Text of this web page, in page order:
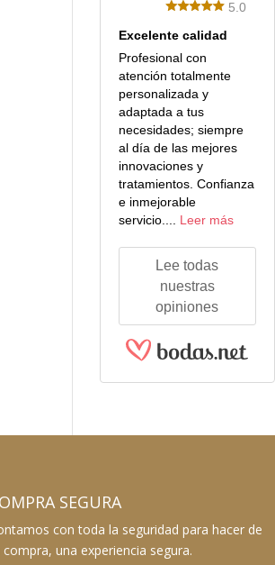
5.0
Excelente calidad
Profesional con
atención totalmente
personalizada y
adaptada a tus
necesidades; siempre
al día de las mejores
innovaciones y
tratamientos. Confianza
e inmejorable
servicio.... Leer más
Lee todas
nuestras
opiniones
SEGURA
con toda la seguridad para hacer de
una experiencia segura.